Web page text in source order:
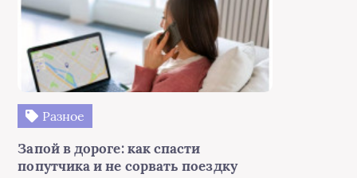
Разное
Запой в дороге: как спасти
попутчика и не сорвать поездку